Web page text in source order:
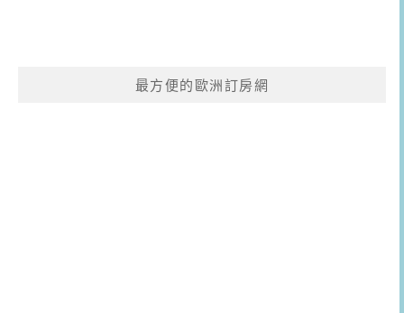
最方便的歐洲訂房網